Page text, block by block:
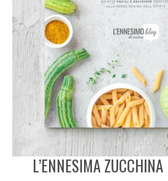
L’ENNESIMA ZUCCHINA